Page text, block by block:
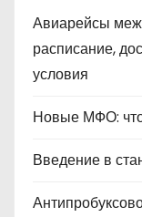
Авиарейсы
расписание,
условия
Новые МФО: что
Введение в